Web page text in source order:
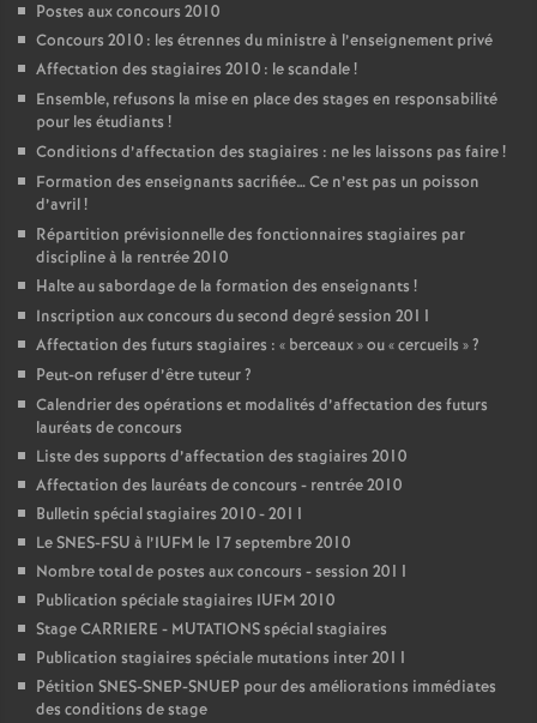
Postes aux concours 2010
Concours 2010 : les étrennes du ministre à l’enseignement privé
Affectation des stagiaires 2010 : le scandale!
Ensemble, refusons la mise en place des stages en responsabilité
pour les étudiants !
Conditions d’affectation des stagiaires : ne les laissons pas faire!
Formation des enseignants sacrifiée… Ce n’est pas un poisson
d’avril!
Répartition prévisionnelle des fonctionnaires stagiaires par
discipline à la rentrée 2010
Halte au sabordage de la formation des enseignants !
Inscription aux concours du second degré session 2011
Affectation des futurs stagiaires : « berceaux» ou «cercueils »?
Peut-on refuser d’être tuteur?
Calendrier des opérations et modalités d’affectation des futurs
lauréats de concours
Liste des supports d’affectation des stagiaires 2010
Affectation des lauréats de concours - rentrée 2010
Bulletin spécial stagiaires 2010 - 2011
Le SNES-FSU à l’IUFM le 17 septembre 2010
Nombre total de postes aux concours - session 2011
Publication spéciale stagiaires IUFM 2010
Stage CARRIERE - MUTATIONS spécial stagiaires
Publication stagiaires spéciale mutations inter 2011
Pétition SNES-SNEP-SNUEP pour des améliorations immédiates
des conditions de stage